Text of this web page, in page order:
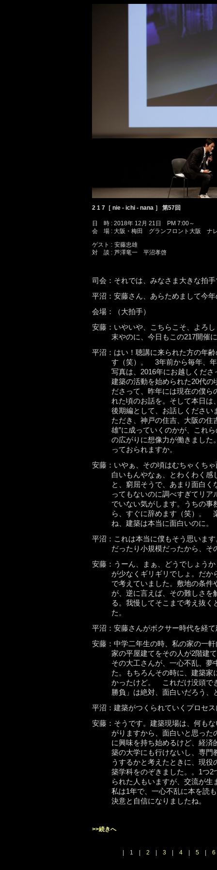
2 1 7［ nie - ichi - nana ］ 第57回
日 時 : 2018年 12月 21日 PM 7:00～
会 場 : 大阪・梅田 グランフロント大阪 ナ
ゲスト : 安藤忠雄
対 談 : 芦澤竜一 平沼孝啓
司会：それでは、みなさま大きな拍
平沼：安藤さん、あらためまして今
会場：（大拍手）
安藤：いやいや、こちらこそ、よろ
末やのに、今日もこの217開催
平沼：はい！聴講に来られた方の年
す（笑）。 3年前から毎年、
写真は、2016年にお越しくだ
建築の活動を始められた20代
ださって、昨年には現在の僕ら
れた頃のお話を。そして本日は
後期編として、お話しください
ただき、神戸の住吉、大阪の住
雄”に成っていくのかが、これ
の広がりに想像力が働きました
っておられますか。
安藤：いやぁ、その頃はむちゃくち
白いもんやなぁ、とわくわく
と、窮屈そうで、あまり面白
ってもないのに調べすぎてリ
でいない気がします。うちの
ら、すぐに辞めます（笑）。
ね、建築は本当に面白いのに。
平沼：これは本当に僕もそう思いま
だったり小規模だったから、
安藤：うーん、まぁ、どうでしょう
が少なくギリギリでしょ。だ
で考えていました。敷地の条
が、逆に言えば、その難しさ
る。我慢してそこまで考え抜
た。
平沼：安藤さんがボクサー時代を経
安藤：中学二年生の時、私の家の一
家の平屋建てをその人が2階建
その大工さんが、一心不乱、
た。もちろんその時に、建築
かったけど。 これだけ没頭で
勝負」は絶対、面白いだろう、
平沼：建築がつくられていくプロセ
安藤：そうです。建築現場は、何も
がりますから、面白いと思っ
に興味を持ち始めるけど、経
築の大学にも行けないし、専門
うするかと考えたときに、現
築学科をのぞきました。。1つ
られた人もいますが、交流が
私は1年で、一心不乱に本を読
決意と自信になりましたね。
>>続きへ
| 1 | 2 3| 4| 5| 6